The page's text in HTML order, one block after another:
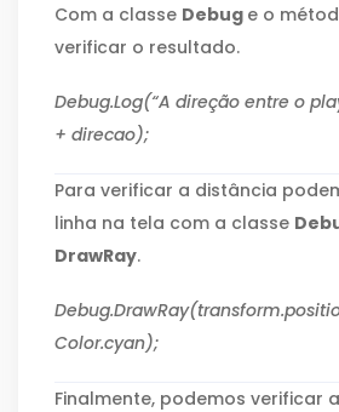
Com a classe Debug e o
verificar o resultado.
Debug.Log(“A direção entre o
+ direcao);
Para verificar a distância
linha na tela com a classe
DrawRay.
Color.cyan);
Finalmente, podemos verificar